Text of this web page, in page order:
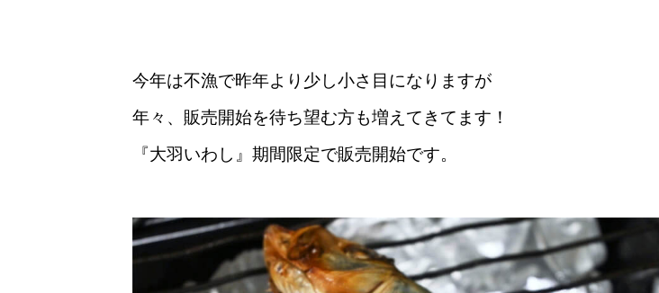
今年は不漁で昨年より少し小さ目になりますが
年々、販売開始を待ち望む方も増えてきてます！
『大羽いわし』期間限定で販売開始です。